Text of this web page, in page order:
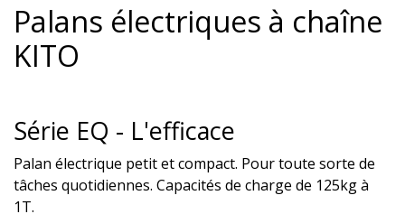
Palans électriques à chaîne
KITO
Série EQ - L'efficace
Palan électrique petit et compact. Pour toute sorte de
tâches quotidiennes. Capacités de charge de 125kg à
1T.